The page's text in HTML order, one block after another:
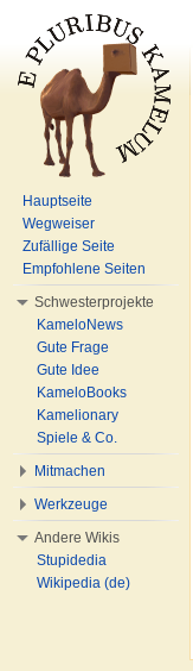
Hauptseite
Wegweiser
Zufällige Seite
Empfohlene Seiten
Schwesterprojekte
KameloNews
Gute Frage
Gute Idee
KameloBooks
Kamelionary
Spiele & Co.
Mitmachen
Werkzeuge
Andere Wikis
Stupidedia
Wikipedia (de)